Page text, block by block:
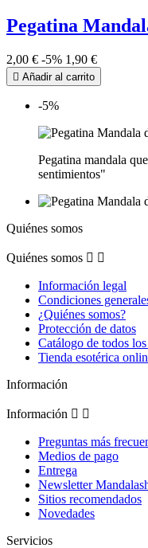
Pegatina
2,00 € -5% 1,90 €
 Añadir al carrito
-5%
Pegatina mandala
sentimientos"
Quiénes somos
Quiénes somos  
Información legal
Condiciones
¿Quiénes somos?
Protección de datos
Catálogo de todos
Tienda esotérica
Información
Información  
Preguntas más
Medios de pago
Entrega
Newsletter
Sitios recomendados
Novedades
Servicios